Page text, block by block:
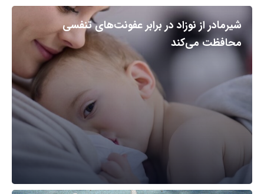
شیرمادر از نوزاد در برابر عفونت‌های تنفسی
محافظت می‌کند